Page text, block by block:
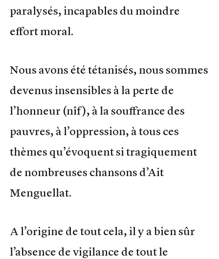
paralysés, incapables du moindre
effort moral.
Nous avons été tétanisés, nous sommes
devenus insensibles à la perte de
l’honneur (nîf), à la souffrance des
pauvres, à l’oppression, à tous ces
thèmes qu’évoquent si tragiquement
de nombreuses chansons d’Ait
Menguellat.
A l’origine de tout cela, il y a bien sûr
l’absence de vigilance de tout le